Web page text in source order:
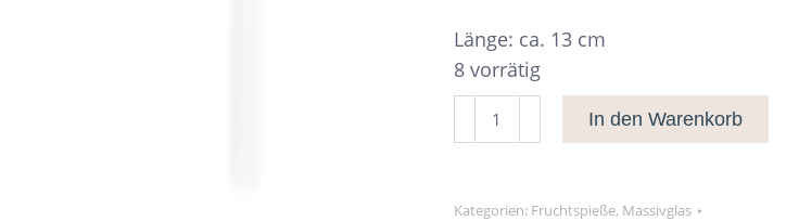
Länge: ca. 13 cm
8 vorrätig
Fruchtspieß
Blaustern
In den Warenkorb
Kategorien: Fruchtspieße, Massivglas